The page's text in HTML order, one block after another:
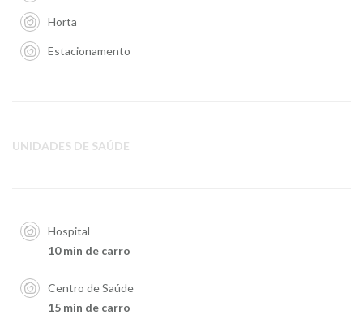
Horta
Estacionamento
UNIDADES DE SAÚDE
Hospital
10 min de carro
Centro de Saúde
15 min de carro